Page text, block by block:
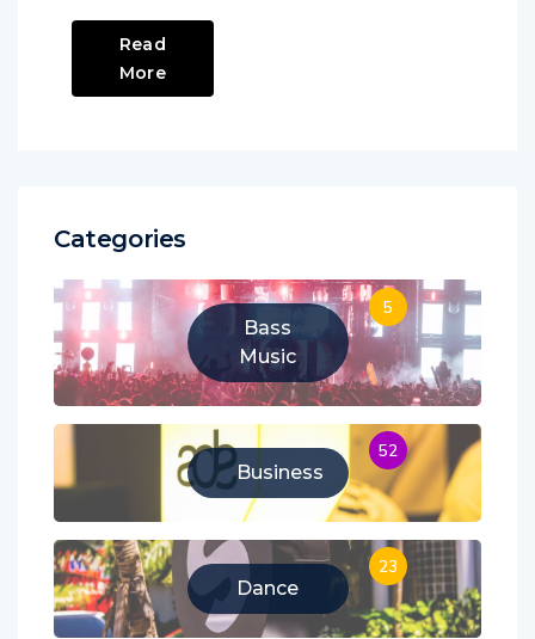
Read
More
Categories
Bass
Music
5
Business
52
Dance
23